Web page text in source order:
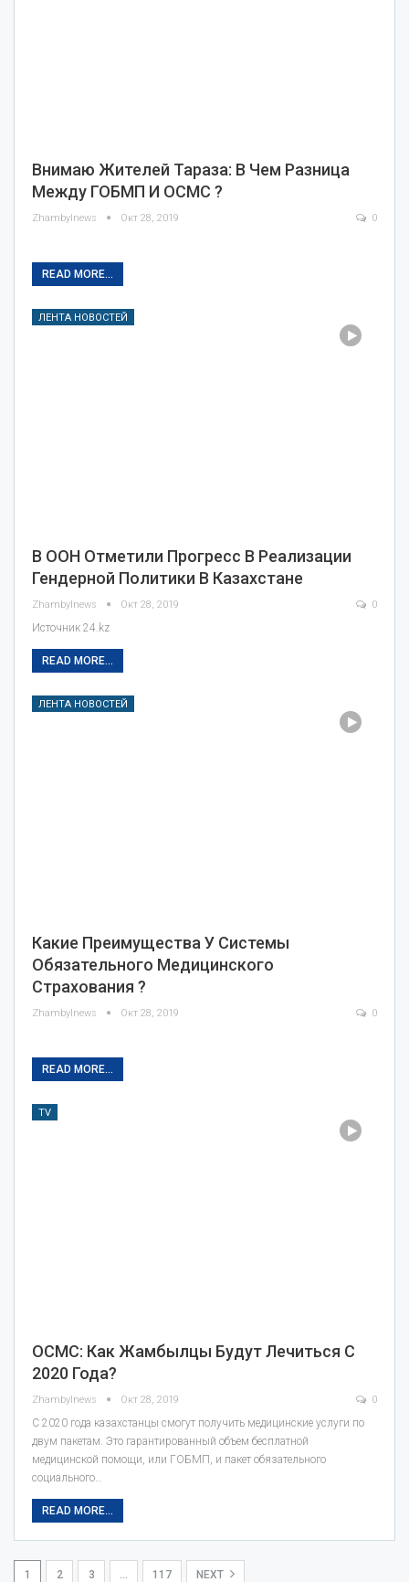
Внимаю Жителей Тараза: В Чем Разница
Между ГОБМП И ОСМС ?
Zhambylnews Окт 28, 2019 0
READ MORE...
ЛЕНТА НОВОСТЕЙ
В ООН Отметили Прогресс В Реализации
Гендерной Политики В Казахстане
Zhambylnews Окт 28, 2019 0
Источник 24.kz
READ MORE...
ЛЕНТА НОВОСТЕЙ
Какие Преимущества У Системы
Обязательного Медицинского
Страхования ?
Zhambylnews Окт 28, 2019 0
READ MORE...
TV
ОСМС: Как Жамбылцы Будут Лечиться С
2020 Года?
Zhambylnews Окт 28, 2019 0
С 2020 года казахстанцы смогут получить медицинские услуги по
двум пакетам. Это гарантированный объем бесплатной
медицинской помощи, или ГОБМП, и пакет обязательного
социального…
READ MORE...
1 2 3 117 NEXT